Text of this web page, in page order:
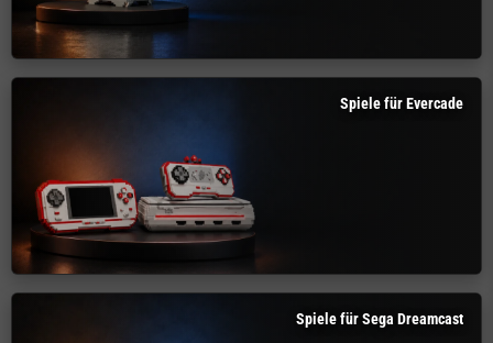
Spiele für Evercade
Spiele für Sega Dreamcast